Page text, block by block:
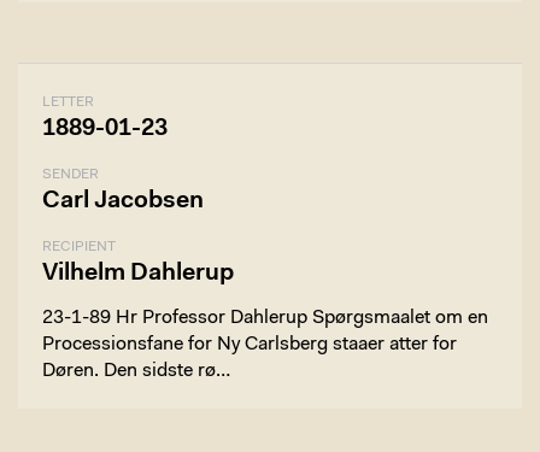
LETTER
1889-01-23
SENDER
Carl Jacobsen
RECIPIENT
Vilhelm Dahlerup
23-1-89 Hr Professor Dahlerup Spørgsmaalet om en
Processionsfane for Ny Carlsberg staaer atter for
Døren. Den sidste rø…